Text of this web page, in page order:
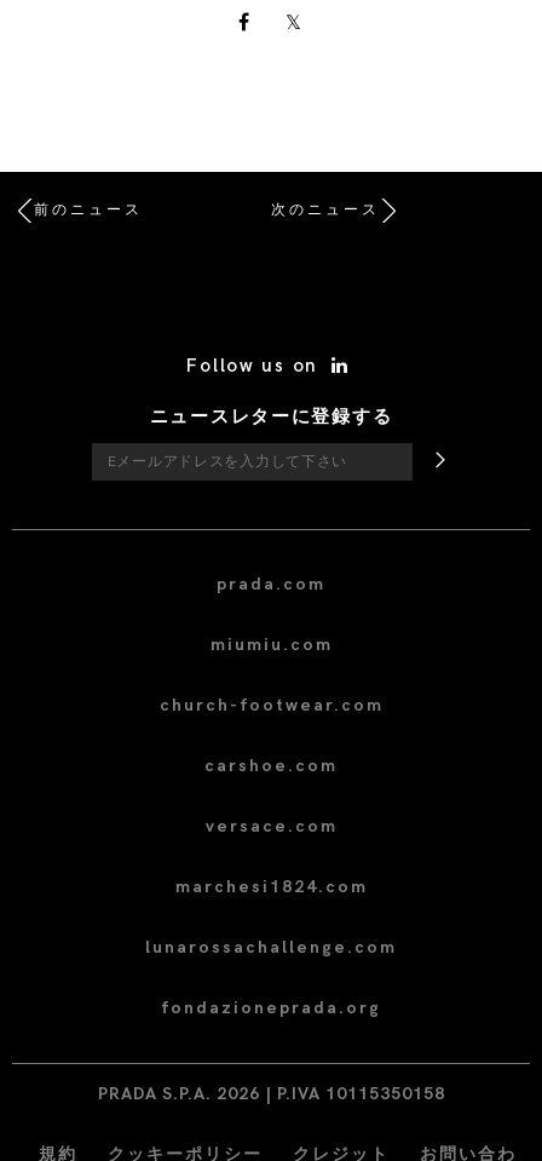
前のニュース 次のニュース
Follow us on
ニュースレターに登録する
prada.com
miumiu.com
church-footwear.com
carshoe.com
versace.com
marchesi1824.com
lunarossachallenge.com
fondazioneprada.org
PRADA S.P.A. 2026 | P.IVA 10115350158
規約 クッキーポリシー クレジット お問い合わ